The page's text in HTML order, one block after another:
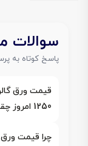
سوالات
پاسخ کوتاه به
1250 امروز چقدر است؟
چرا قیمت